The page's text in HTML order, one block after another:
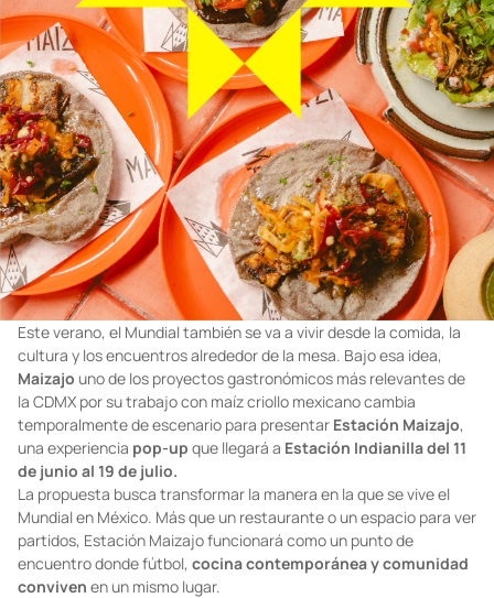
Este verano, el Mundial también se va a vivir desde la comida, la
cultura y los encuentros alrededor de la mesa. Bajo esa idea,
Maizajo uno de los proyectos gastronómicos más relevantes de
la CDMX por su trabajo con maíz criollo mexicano cambia
temporalmente de escenario para presentar Estación Maizajo,
una experiencia pop-up que llegará a Estación Indianilla del 11
de junio al 19 de julio.
La propuesta busca transformar la manera en la que se vive el
Mundial en México. Más que un restaurante o un espacio para ver
partidos, Estación Maizajo funcionará como un punto de
encuentro donde fútbol, cocina contemporánea y comunidad
conviven en un mismo lugar.